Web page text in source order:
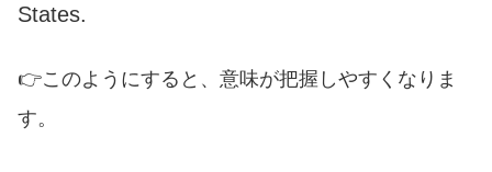
States.
👉このようにすると、意味が把握しやすくなりま
す。